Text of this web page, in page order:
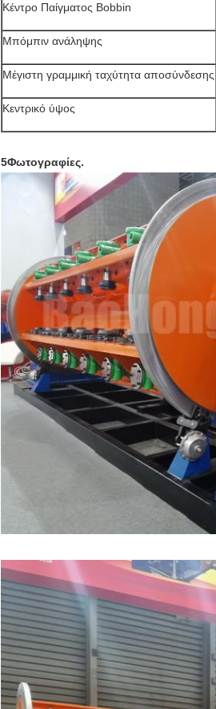
Κέντρο Παίγματος Bobbin
Μπόμπιν ανάληψης
Μέγιστη γραμμική ταχύτητα αποσύνδεσης
Κεντρικό ύψος
5Φωτογραφίες.